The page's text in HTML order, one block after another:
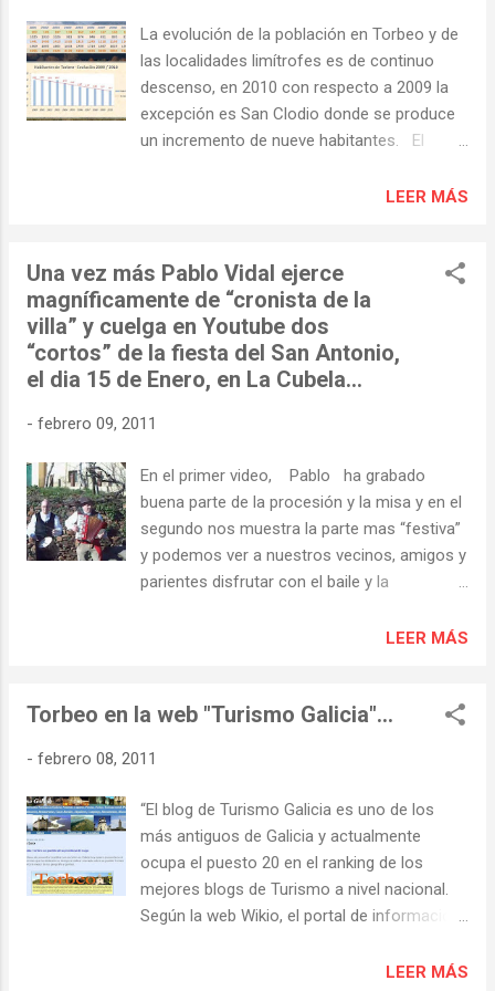
La evolución de la población en Torbeo y de
las localidades limítrofes es de continuo
descenso, en 2010 con respecto a 2009 la
excepción es San Clodio donde se produce
un incremento de nueve habitantes. El
si no fuese por Torbeo, que pierde 10 con
Torbeo este acusado descenso no se
justifica por defunciones que,
afortunadamente, no se han producido en
ese número en 2010, debe ser por simples
cambios de domiciliación de vecinos que
localidades. AQUI: Torbeo en el "Instituto
LEER MÁS
Una vez más Pablo Vidal ejerce
magníficamente de “cronista de la
villa” y cuelga en Youtube dos
“cortos” de la fiesta del San Antonio,
el dia 15 de Enero, en La Cubela…
- febrero 09, 2011
En el primer video, Pablo ha grabado
buena parte de la procesión y la misa y en el
segundo nos muestra la parte mas “festiva”
y podemos ver a nuestros vecinos, amigos y
parientes disfrutar con el baile y la
señora Raimunda que recita una bonita
Cubela" (2º) de Pablo Vidal Ver video: A
Pablo Vidal
LEER MÁS
Torbeo en la web "Turismo Galicia"…
- febrero 08, 2011
“El blog de Turismo Galicia es uno de los
más antiguos de Galicia y actualmente
ocupa el puesto 20 en el ranking de los
mejores blogs de Turismo a nivel nacional.
Según la web Wikio, el portal de información
de noticias que revisa a cada instante miles
LEER MÁS